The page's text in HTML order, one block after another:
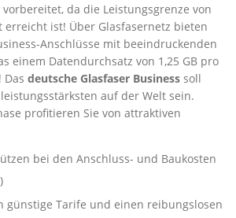
da die Leistungsgrenze von
erreicht ist! Über Glasfasernetz bieten
Anschlüsse mit beeindruckenden
einem Datendurchsatz von 1,25 GB pro
Das deutsche Glasfaser Business soll
auf der Welt sein.
profitieren Sie von attraktiven
bei den Anschluss- und Baukosten
günstige Tarife und einen reibungslosen